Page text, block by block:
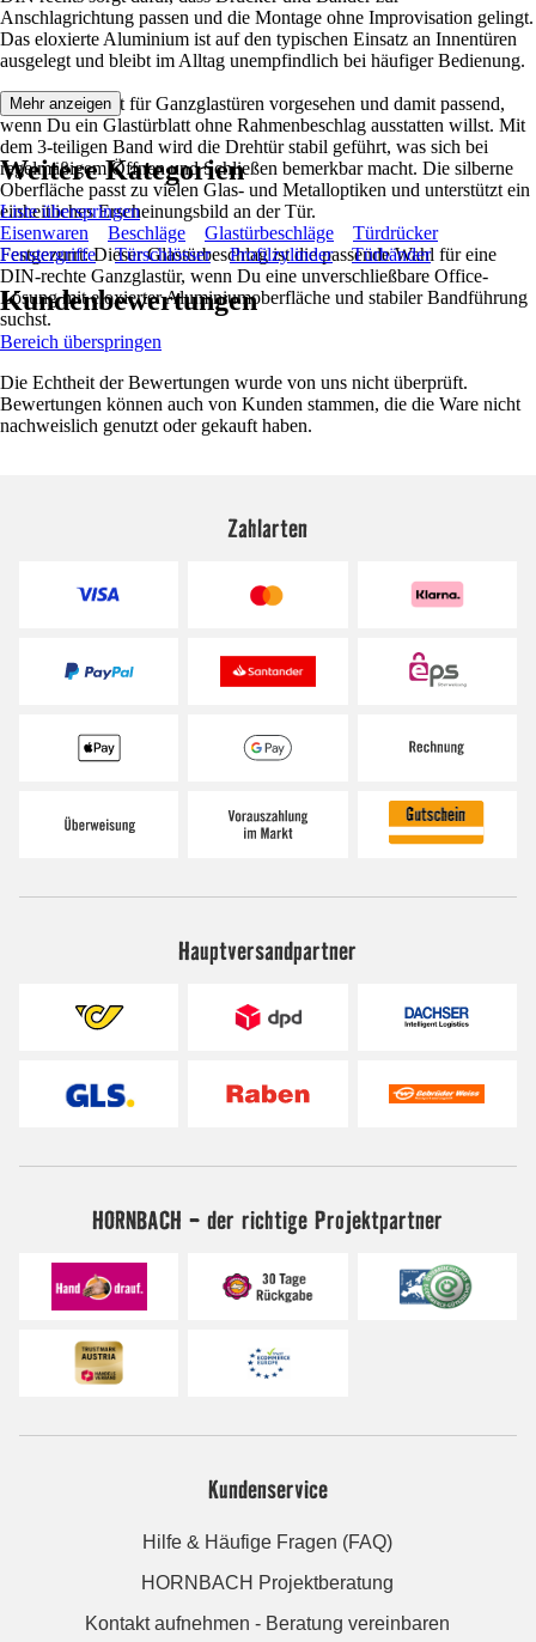
Anschlagrichtung passen und die Montage ohne Improvisation gelingt.
Das eloxierte Aluminium ist auf den typischen Einsatz an Innentüren
ausgelegt und bleibt im Alltag unempfindlich bei häufiger Bedienung.
Der Beschlag ist für Ganzglastüren vorgesehen und damit passend,
wenn Du ein Glastürblatt ohne Rahmenbeschlag ausstatten willst. Mit
dem 3-teiligen Band wird die Drehtür stabil geführt, was sich bei
regelmäßigem Öffnen und Schließen bemerkbar macht. Die silberne
Oberfläche passt zu vielen Glas- und Metalloptiken und unterstützt ein
einheitliches Erscheinungsbild an der Tür.
Festgezurrt: Dieser Glastürbeschlag ist die passende Wahl für eine
DIN-rechte Ganzglastür, wenn Du eine unverschließbare Office-
Lösung mit eloxierter Aluminiumoberfläche und stabiler Bandführung
suchst.
Mehr anzeigen
Weitere Kategorien
Liste überspringen
Eisenwaren
Beschläge Glastürbeschläge
Türdrücker
Fenstergriffe
Türschlösser Profilzylinder Türbänder
Kundenbewertungen
Bereich überspringen
Die Echtheit der Bewertungen wurde von uns nicht überprüft.
Bewertungen können auch von Kunden stammen, die die Ware nicht
nachweislich genutzt oder gekauft haben.
Zahlarten
Hauptversandpartner
HORNBACH - der richtige Projektpartner
Kundenservice
Hilfe & Häufige Fragen (FAQ)
HORNBACH Projektberatung
Kontakt aufnehmen - Beratung vereinbaren